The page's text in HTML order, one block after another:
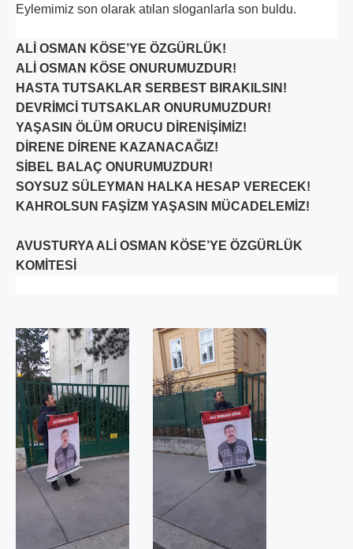
Eylemimiz son olarak atılan sloganlarla son buldu.
ALİ OSMAN KÖSE’YE ÖZGÜRLÜK!
ALİ OSMAN KÖSE ONURUMUZDUR!
HASTA TUTSAKLAR SERBEST BIRAKILSIN!
DEVRİMCİ TUTSAKLAR ONURUMUZDUR!
YAŞASIN ÖLÜM ORUCU DİRENİŞİMİZ!
DİRENE DİRENE KAZANACAĞIZ!
SİBEL BALAÇ ONURUMUZDUR!
SOYSUZ SÜLEYMAN HALKA HESAP VERECEK!
KAHROLSUN FAŞİZM YAŞASIN MÜCADELEMİZ!
AVUSTURYA ALİ OSMAN KÖSE’YE ÖZGÜRLÜK
KOMİTESİ